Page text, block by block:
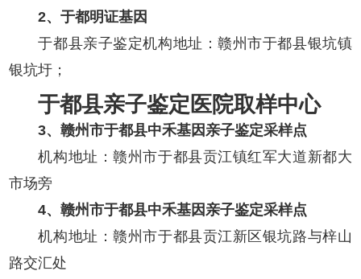
2、于都明证基因
于都县亲子鉴定机构地址：赣州市于都县银坑镇
银坑圩；
于都县亲子鉴定医院取样中心
3、赣州市于都县中禾基因亲子鉴定采样点
机构地址：赣州市于都县贡江镇红军大道新都大
市场旁
4、赣州市于都县中禾基因亲子鉴定采样点
机构地址：赣州市于都县贡江新区银坑路与梓山
路交汇处